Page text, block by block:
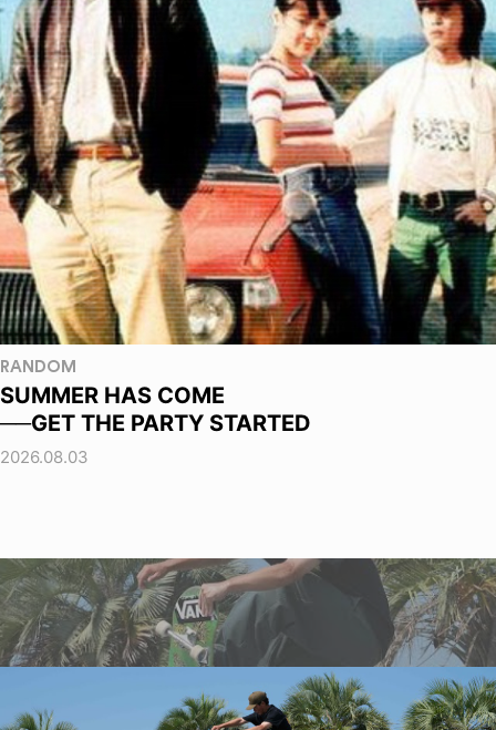
RANDOM
SUMMER HAS COME
──GET THE PARTY STARTED
2026.08.03